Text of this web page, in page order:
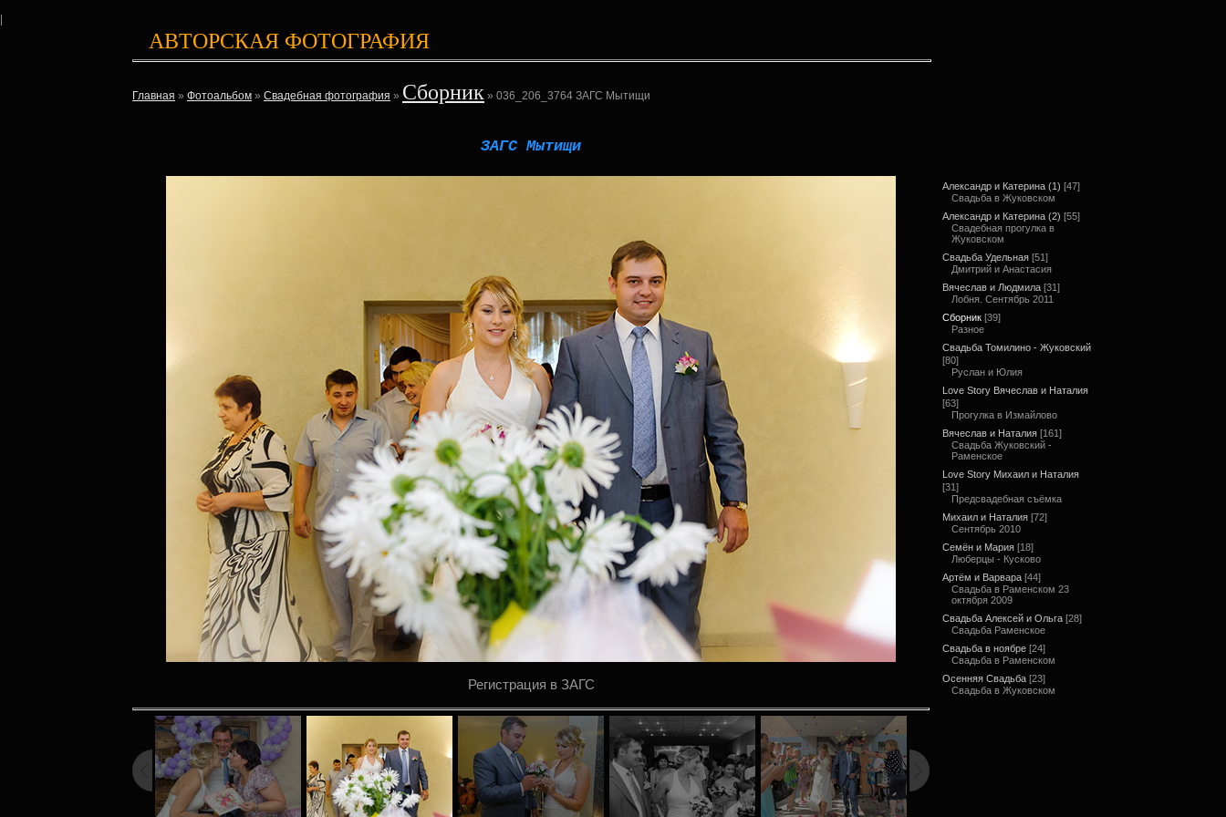
АВТОРСКАЯ ФОТОГРАФИЯ
Главная » Фотоальбом » Свадебная фотография » Сборник » 036_206_3764 ЗАГС Мытищи
ЗАГС Мытищи
Регистрация в ЗАГС
Александр и Катерина (1) [47]
Свадьба в Жуковском
Александр и Катерина (2) [55]
Свадебная прогулка в
Жуковском
Свадьба Удельная [51]
Дмитрий и Анастасия
Вячеслав и Людмила [31]
Лобня. Сентябрь 2011
Сборник [39]
Разное
Свадьба Томилино - Жуковский
[80]
Руслан и Юлия
Love Story Вячеслав и Наталия
[63]
Прогулка в Измайлово
Вячеслав и Наталия [161]
Свадьба Жуковский -
Раменское
Love Story Михаил и Наталия
[31]
Предсвадебная съёмка
Михаил и Наталия [72]
Сентябрь 2010
Семён и Мария [18]
Люберцы - Кусково
Артём и Варвара [44]
Свадьба в Раменском 23
октября 2009
Свадьба Алексей и Ольга [28]
Свадьба Раменское
Свадьба в ноябре [24]
Свадьба в Раменском
Осенняя Свадьба [23]
Свадьба в Жуковском